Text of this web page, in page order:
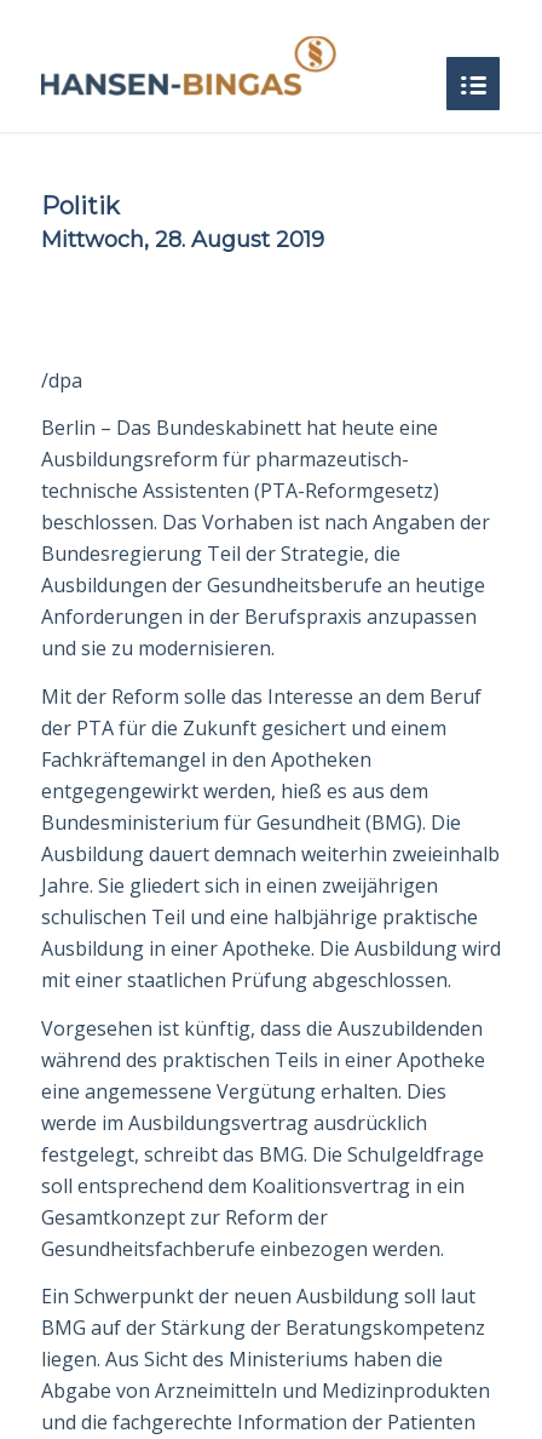
Politik
Mittwoch, 28. August 2019
/dpa
Berlin – Das Bundeskabinett hat heute eine
Ausbildungsreform für pharmazeutisch-
technische Assistenten (PTA-Reformgesetz)
beschlossen. Das Vorhaben ist nach Angaben der
Bundesregierung Teil der Strategie, die
Ausbildungen der Gesundheitsberufe an heu­tige
Anforderungen in der Berufspraxis anzupassen
und sie zu modernisieren.
Mit der Reform solle das Interesse an dem Beruf
der PTA für die Zukunft gesichert und einem
Fachkräftemangel in den Apotheken
entgegengewirkt werden, hieß es aus dem
Bundesministerium für Gesundheit (BMG). Die
Ausbildung dauert demnach weiterhin zweieinhalb
Jahre. Sie gliedert sich in einen zweijährigen
schulischen Teil und eine halbjährige praktische
Ausbildung in einer Apotheke. Die Ausbildung wird
mit einer staatlichen Prüfung abge­schlossen.
Vorgesehen ist künftig, dass die Auszubildenden
während des praktischen Teils in einer Apotheke
eine angemessene Vergütung erhalten. Dies
werde im Ausbildungsvertrag aus­drücklich
festgelegt, schreibt das BMG. Die Schulgeldfrage
soll entsprechend dem Koali­tionsvertrag in ein
Gesamtkonzept zur Reform der
Gesundheitsfachberufe einbezo­gen werden.
Ein Schwerpunkt der neuen Ausbildung soll laut
BMG auf der Stärkung der Beratungs­kom­pe­tenz
liegen. Aus Sicht des Ministeriums haben die
Abgabe von Arzneimitteln und Medizinprodukten
und die fachgerechte Infor­mation der Patienten